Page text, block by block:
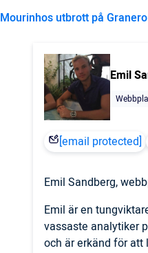
Mourinhos utbrott på
Emil
[email protected]
Emil Sandberg,
Emil är en
vassaste analytiker
och är erkänd för